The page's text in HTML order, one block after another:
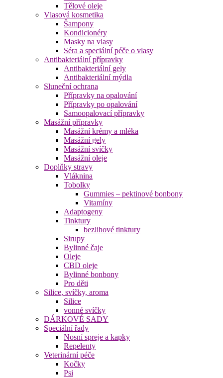
Tělové oleje
Vlasová kosmetika
Šampony
Kondicionéry
Masky na vlasy
Séra a speciální péče o vlasy
Antibakteriální přípravky
Antibakteriální gely
Antibakteriální mýdla
Sluneční ochrana
Přípravky na opalování
Přípravky po opalování
Samoopalovací přípravky
Masážní přípravky
Masážní krémy a mléka
Masážní gely
Masážní svíčky
Masážní oleje
Doplňky stravy
Vláknina
Tobolky
Gummies – pektinové bonbony
Vitamíny
Adaptogeny
Tinktury
bezlihové tinktury
Sirupy
Bylinné čaje
Oleje
CBD oleje
Bylinné bonbony
Pro děti
Silice, svíčky, aroma
Silice
vonné svíčky
DÁRKOVÉ SADY
Speciální řady
Nosní spreje a kapky
Repelenty
Veterinární péče
Kočky
Psi